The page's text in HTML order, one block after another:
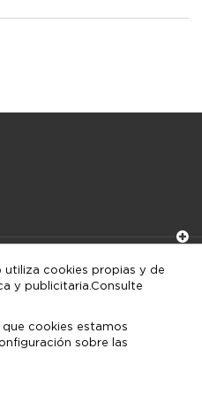
TIENDA
utiliza cookies propias y de
y publicitaria.Consulte
cookies estamos
sobre las